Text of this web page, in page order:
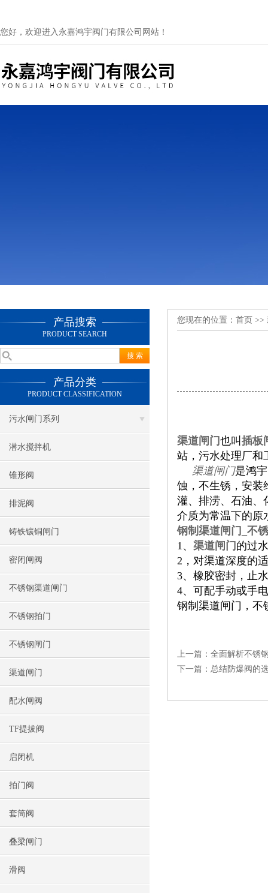
您好，欢迎进入永嘉鸿宇阀门有限公司网站！
产品搜索
PRODUCT SEARCH
产品分类
PRODUCT CLASSIFICATION
污水闸门系列
潜水搅拌机
锥形阀
排泥阀
铸铁镶铜闸门
密闭闸阀
不锈钢渠道闸门
不锈钢拍门
不锈钢闸门
渠道闸门
配水闸阀
TF提拔阀
启闭机
拍门阀
套筒阀
叠梁闸门
滑阀
您现在的位置： 首页 >>
渠道闸门也叫 插板
站，污水处理厂和
渠道闸门是鸿
蚀，不生锈，安装
灌、排涝、石油、
介质为常温下的原
钢制渠道闸门_不
1、 渠道闸门 的过
2，对渠道深度的
3、橡胶密封，止
4、可配手动或手
钢制渠道闸门，不
上一篇： 全面解析不锈
下一篇： 总结防爆阀的